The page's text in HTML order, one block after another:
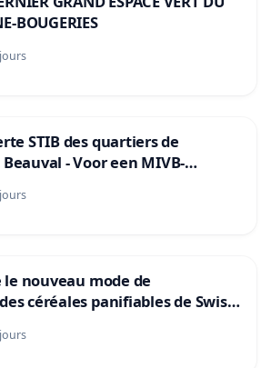
BOUGERIES
STIB des quartiers de
- Voor een MIVB-
wijken Strombeek en Het
nouveau mode de
céréales panifiables de Swiss
la teneur en protéines